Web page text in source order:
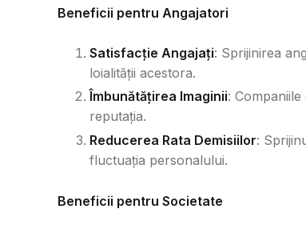
Beneficii pentru Angajatori
Satisfacție Angajați: Sprijinirea
loialității acestora.
Îmbunătățirea Imaginii:
reputația.
Reducerea Rata Demisiilor:
fluctuația personalului.
Beneficii pentru Societate